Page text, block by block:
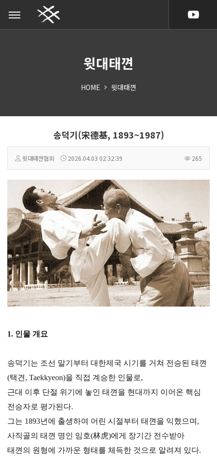
윗대태껸
HOME 윗대태껸
송덕기(宋德基, 1893~1987)
윗대태껸협회 2026.04.03 02:32:39 265
1. 인물 개요
송덕기는 조선 말기부터 대한제국 시기를 거쳐 전승된 태껸
(택견, Taekkyeon)을 직접 계승한 인물로,
근대 이후 단절 위기에 놓인 태껸을 현대까지 이어온 핵심
전승자로 평가된다.
그는 1893년에 출생하여 어린 시절부터 태껸을 익혔으며,
사직골의 태껸 명인 임호(林虎)에게 장기간 전수받아
태껸의 원형에 가까운 형태를 체득한 것으로 알려져 있다.